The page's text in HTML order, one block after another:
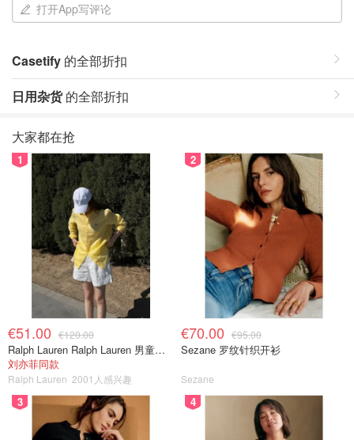
打开App写评论
Casetify 的全部折扣
日用杂货的全部折扣
大家都在抢
1
€51.00 €120.00
Ralph Lauren Ralph Lauren 男童亚麻衬衫
刘亦菲同款
Ralph Lauren 2001人感兴趣
2
€70.00 €95.00
Sezane 罗纹针织开衫
Sezane
3 4